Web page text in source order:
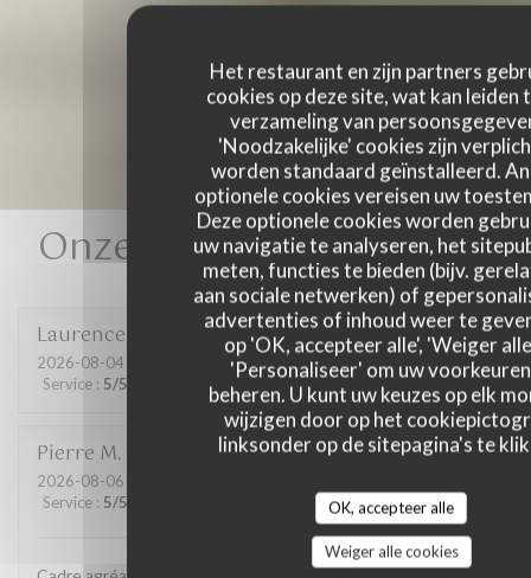
Het restaurant en zijn partners
cookies op deze site, wat kan leiden
verzameling van
'Noodzakelijke' cookies zijn
worden standaard geïnstalleerd.
optionele cookies vereisen uw
Deze optionele cookies worden
uw navigatie te analyseren, het
meten, functies te bieden (bijv.
aan sociale netwerken) of
advertenties of inhoud weer te
op 'OK, accepteer alle', 'Weiger
'Personaliseer' om uw
beheren. U kunt uw keuzes op elk
wijzigen door op het
linksonder op de sitepagina's te
OK, accepteer alle
Weiger alle cookies
Onze gastbeoordelingen
Laurence
2026-08-04 - 19:30 - Gasten 3
Service : 5/5 : /5 Keuken:4/5 Kwaliteit / Prijs: 5/5
Pierre M
2026-08-06
Service : 5/5 5 /5 Kwaliteit / Prijs: /5